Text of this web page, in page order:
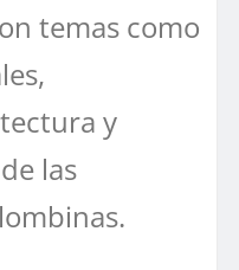
temas como
y
las